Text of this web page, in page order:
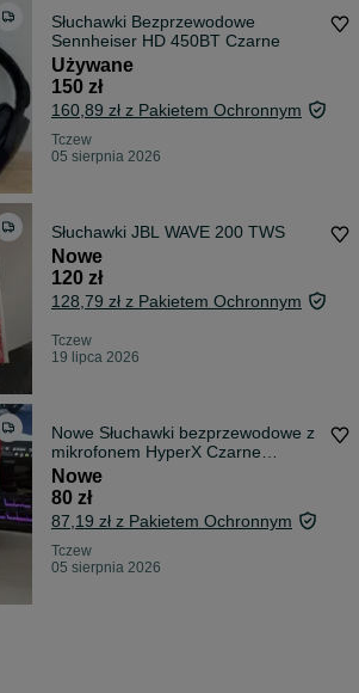
Słuchawki Bezprzewodowe
Sennheiser HD 450BT Czarne
Używane
150 zł
160,89 zł z Pakietem Ochronnym
Tczew
05 sierpnia 2026
Słuchawki JBL WAVE 200 TWS
Nowe
120 zł
128,79 zł z Pakietem Ochronnym
Tczew
19 lipca 2026
Nowe Słuchawki bezprzewodowe z
mikrofonem HyperX Czarne
Czerwone Bluetooth
Nowe
80 zł
87,19 zł z Pakietem Ochronnym
Tczew
05 sierpnia 2026